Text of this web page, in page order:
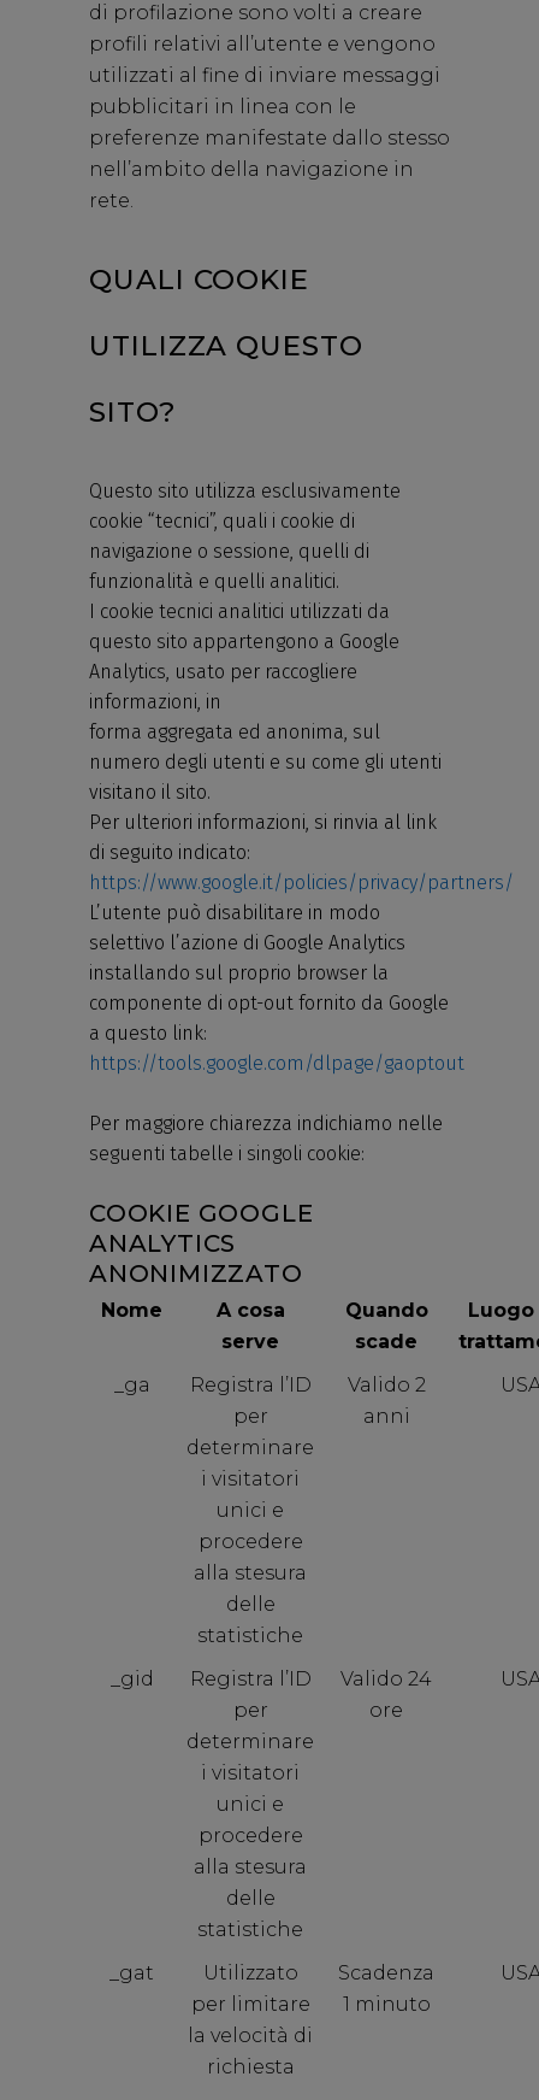
di profilazione sono volti a creare
profili relativi all’utente e vengono
utilizzati al fine di inviare messaggi
pubblicitari in linea con le
preferenze manifestate dallo stesso
nell’ambito della navigazione in
rete.
QUALI COOKIE
UTILIZZA QUESTO
SITO?
Questo sito utilizza esclusivamente
cookie “tecnici”, quali i cookie di
navigazione o sessione, quelli di
funzionalità e quelli analitici.
I cookie tecnici analitici utilizzati da
questo sito appartengono a Google
Analytics, usato per raccogliere
informazioni, in
forma aggregata ed anonima, sul
numero degli utenti e su come gli utenti
visitano il sito.
Per ulteriori informazioni, si rinvia al link
di seguito indicato:
https://www.google.it/policies/privacy/partners/
L’utente può disabilitare in modo
selettivo l’azione di Google Analytics
installando sul proprio browser la
componente di opt-out fornito da Google
a questo link:
https://tools.google.com/dlpage/gaoptout
Per maggiore chiarezza indichiamo nelle
seguenti tabelle i singoli cookie:
COOKIE GOOGLE
ANALYTICS
ANONIMIZZATO
Nome
A cosa
serve
Quando
scade
_ga
Registra l’ID
per
determinare
i visitatori
unici e
procedere
alla stesura
delle
statistiche
Valido 2
anni
_gid
Registra l’ID
per
determinare
i visitatori
unici e
procedere
alla stesura
delle
statistiche
Valido 24
ore
_gat
Utilizzato
per limitare
la velocità di
richiesta
Scadenza
1 minuto